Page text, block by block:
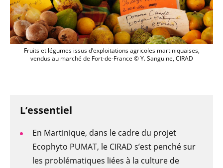
Fruits et légumes issus d’exploitations
Fruits et légumes issus d’exploitations agricoles martiniquaises,
vendus au marché de Fort-de-France © Y. Sanguine, CIRAD
L’essentiel
En Martinique, dans le cadre du projet
Ecophyto PUMAT, le CIRAD s’est penché sur
les problématiques liées à la culture de